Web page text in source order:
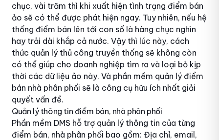
chục, vài trăm thì khi xuất hiện tình trạng điểm bán
ảo sẽ có thể được phát hiện ngay. Tuy nhiên, nếu hệ
thống điểm bán lên tới con số là hàng chục nghìn
hay trải dài khắp cả nước. Vậy thì lúc này, cách
thức quản lý thủ công truyền thống sẽ không còn
có thể giúp cho doanh nghiệp tìm ra và loại bỏ kịp
thời các dữ liệu ảo này. Và phần mềm quản lý điểm
bán nhà phân phối sẽ là công cụ hữu ích nhất giải
quyết vấn đề.
Quản lý thông tin điểm bán, nhà phân phối
Phần mềm DMS hỗ trợ quản lý thông tin của từng
điểm bán, nhà phân phối bao gồm: Địa chỉ, email,